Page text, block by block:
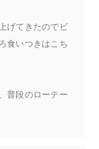
げてきたのでビ
食いつきはこち
普段のローテー